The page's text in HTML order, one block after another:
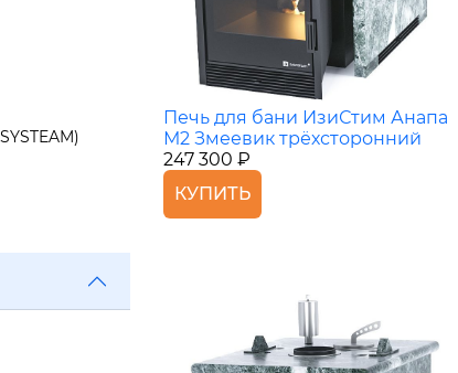
Печь для бани ИзиСтим Анапа
М2 Змеевик трёхсторонний
247 300 ₽
КУПИТЬ